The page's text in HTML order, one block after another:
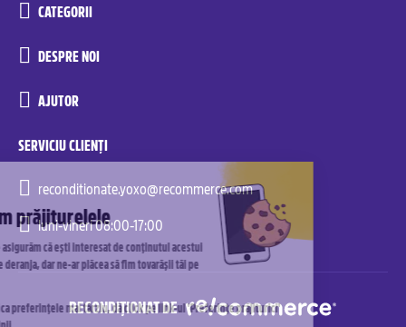
CATEGORII
DESPRE NOI
AJUTOR
SERVICIU CLIENȚI
reconditionate.yoxo@recommerce.com
luni-vineri 08:00-17:00
RECONDIȚIONAT DE